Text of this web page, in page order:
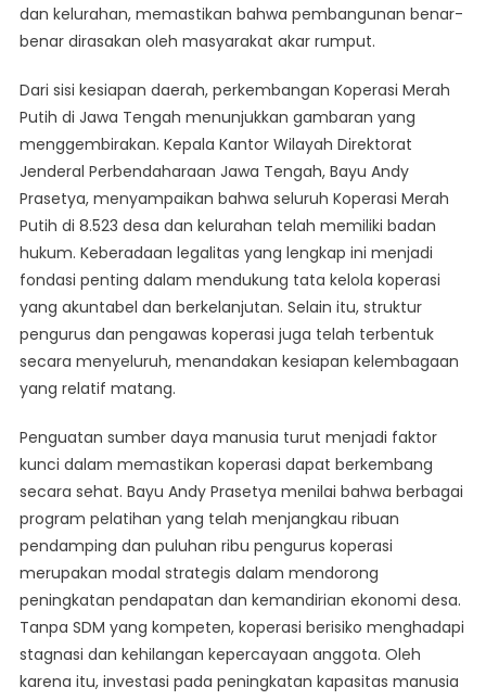
dan kelurahan, memastikan bahwa pembangunan benar-
benar dirasakan oleh masyarakat akar rumput.
Dari sisi kesiapan daerah, perkembangan Koperasi Merah
Putih di Jawa Tengah menunjukkan gambaran yang
menggembirakan. Kepala Kantor Wilayah Direktorat
Jenderal Perbendaharaan Jawa Tengah, Bayu Andy
Prasetya, menyampaikan bahwa seluruh Koperasi Merah
Putih di 8.523 desa dan kelurahan telah memiliki badan
hukum. Keberadaan legalitas yang lengkap ini menjadi
fondasi penting dalam mendukung tata kelola koperasi
yang akuntabel dan berkelanjutan. Selain itu, struktur
pengurus dan pengawas koperasi juga telah terbentuk
secara menyeluruh, menandakan kesiapan kelembagaan
yang relatif matang.
Penguatan sumber daya manusia turut menjadi faktor
kunci dalam memastikan koperasi dapat berkembang
secara sehat. Bayu Andy Prasetya menilai bahwa berbagai
program pelatihan yang telah menjangkau ribuan
pendamping dan puluhan ribu pengurus koperasi
merupakan modal strategis dalam mendorong
peningkatan pendapatan dan kemandirian ekonomi desa.
Tanpa SDM yang kompeten, koperasi berisiko menghadapi
stagnasi dan kehilangan kepercayaan anggota. Oleh
karena itu, investasi pada peningkatan kapasitas manusia